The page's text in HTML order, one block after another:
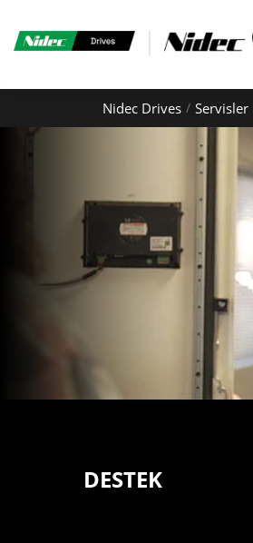
Nidec Drives Servisler
DESTEK